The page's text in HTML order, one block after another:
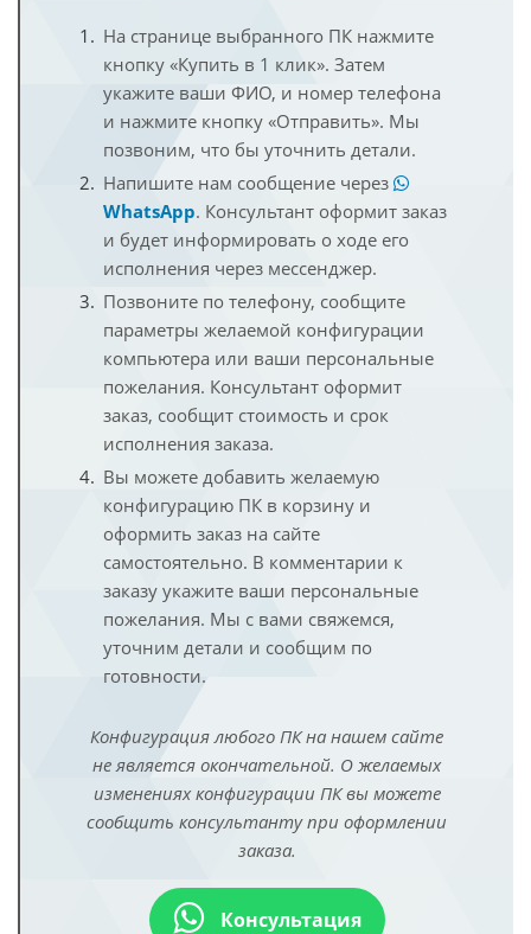
На странице выбранного ПК нажмите
кнопку «Купить в 1 клик». Затем
укажите ваши ФИО, и номер телефона
и нажмите кнопку «Отправить». Мы
позвоним, что бы уточнить детали.
Напишите нам сообщение через
WhatsApp. Консультант оформит заказ
и будет информировать о ходе его
исполнения через мессенджер.
Позвоните по телефону, сообщите
параметры желаемой конфигурации
компьютера или ваши персональные
пожелания. Консультант оформит
заказ, сообщит стоимость и срок
исполнения заказа.
Вы можете добавить желаемую
конфигурацию ПК в корзину и
оформить заказ на сайте
самостоятельно. В комментарии к
заказу укажите ваши персональные
пожелания. Мы с вами свяжемся,
уточним детали и сообщим по
готовности.
Конфигурация любого ПК на нашем сайте
не является окончательной. О желаемых
изменениях конфигурации ПК вы можете
сообщить консультанту при оформлении
заказа.
Консультация